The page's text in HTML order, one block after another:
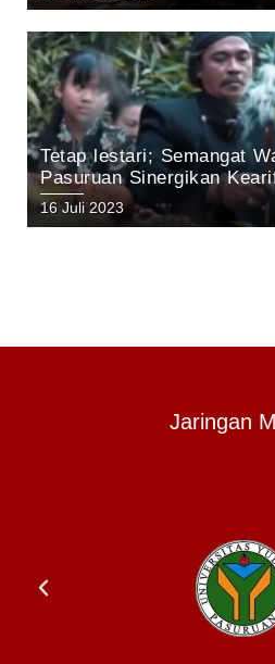
Tetap lestari; Semangat
Pasuruan Sinergikan
Pelestarian Alam di
16 Juli 2023
Jaringan